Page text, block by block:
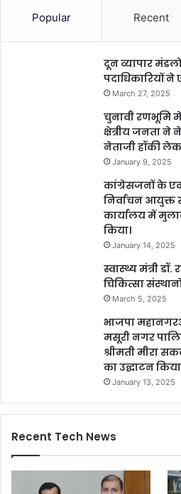
Popular Recent
दून व्यापार
पदाधिकारियों
March 27, 2025
चुनावी रणभूमि
क्षेत्रीय जनता ने
नेताजी हॉकी
January 9, 2025
कांग्रेसजनों के
निर्वाचन
कार्यालय में
किया।
January 14, 2025
स्वास्थ्य मंत्री
चिकित्सा
March 5, 2025
भाजपा
मसूरी नगर
श्रीमती मीरा
का उद्घाटन
January 13, 2025
Recent Tech News